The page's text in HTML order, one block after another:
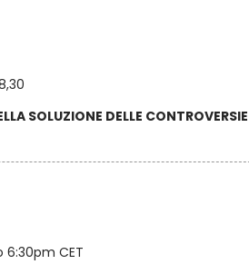
SOLUZIONE DELLE
CET